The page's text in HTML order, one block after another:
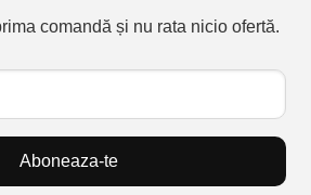
comandă și nu rata nicio ofertă.
Aboneaza-te